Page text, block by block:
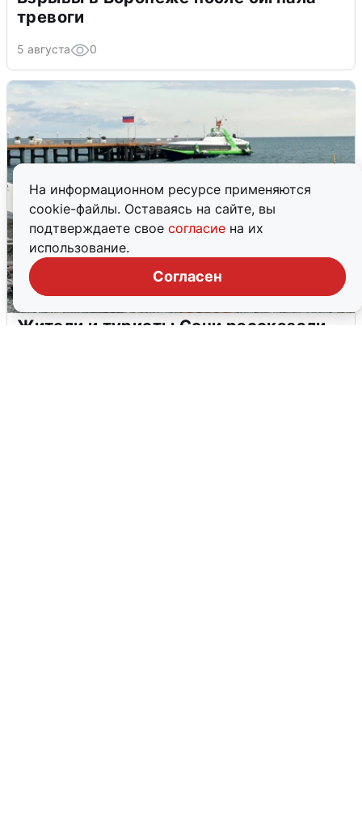
На информационном ресурсе применяются
cookie-файлы. Оставаясь на сайте, вы
подтверждаете свое согласие на их
использование.
Согласен
тревоги
5 августа 0
Жители и туристы Сочи рассказали